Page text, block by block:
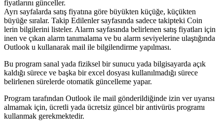
fiyatlarını günceller.
Ayrı sayfalarda satış fiyatına göre büyükten küçüğe, küçükten
büyüğe sıralar. Takip Edilenler sayfasında sadece takipteki Coin
lerin bilgilerini listeler. Alarm sayfasında belirlenen satış fiyatları için
inen ve çıkan alarm tanımalama ve bu alarm seviyelerine ulaştığında
Outlook u kullanarak mail ile bilgilendirme yapılması.
Bu program sanal yada fiziksel bir sunucu yada bilgisayarda açık
kaldığı sürece ve başka bir excel dosyası kullanılmadığı sürece
belirlenen sürelerde otomatik güncelleme yapar.
Program tarafından Outlook ile mail gönderildiğinde izin ver uyarısı
almamak için, ücretli yada ücretsiz güncel bir antivürüs programı
kullanmak gerekmektedir.